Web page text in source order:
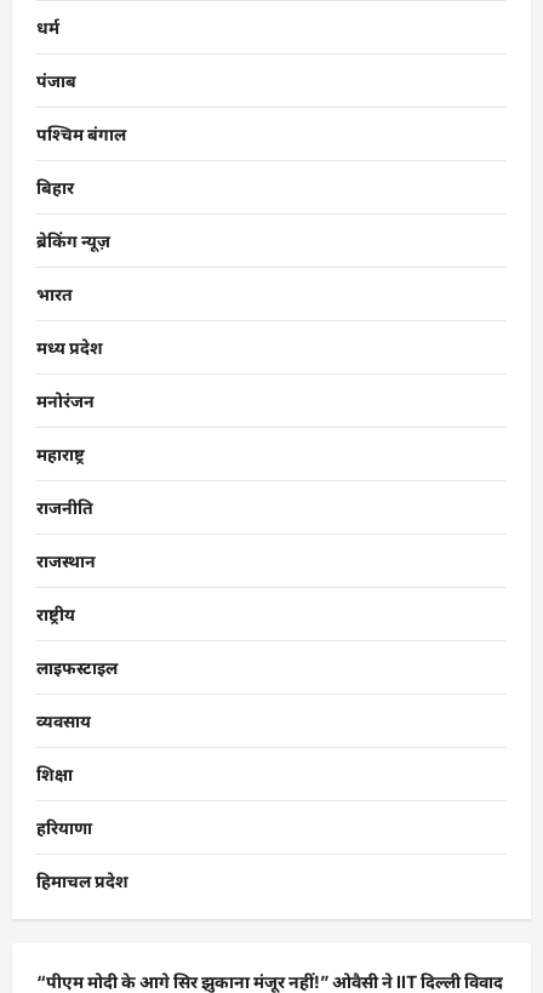
धर्म
पंजाब
पश्चिम बंगाल
बिहार
ब्रेकिंग न्यूज़
भारत
मध्य प्रदेश
मनोरंजन
महाराष्ट्र
राजनीति
राजस्थान
राष्ट्रीय
लाइफस्टाइल
व्यवसाय
शिक्षा
हरियाणा
हिमाचल प्रदेश
“पीएम मोदी के आगे सिर झुकाना मंजूर नहीं!” ओवैसी ने IIT दिल्ली विवाद